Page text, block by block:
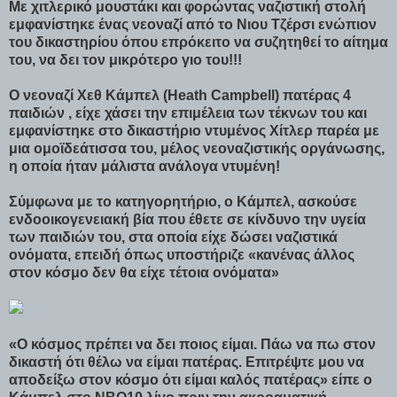
Με χιτλερικό μουστάκι και φορώντας ναζιστική στολή
εμφανίστηκε ένας νεοναζί από το Νιου Τζέρσι ενώπιον
του δικαστηρίου όπου επρόκειτο να συζητηθεί το αίτημα
του, να δει τον μικρότερο γιο του!!!
Ο νεοναζί Χεθ Κάμπελ (Heath Campbell) πατέρας 4
παιδιών , είχε χάσει την επιμέλεια των τέκνων του και
εμφανίστηκε στο δικαστήριο ντυμένος Χίτλερ παρέα με
μια ομοϊδεάτισσα του, μέλος νεοναζιστικής οργάνωσης,
η οποία ήταν μάλιστα ανάλογα ντυμένη!
Σύμφωνα με το κατηγορητήριο, ο Κάμπελ, ασκούσε
ενδοοικογενειακή βία που έθετε σε κίνδυνο την υγεία
των παιδιών του, στα οποία είχε δώσει ναζιστικά
ονόματα, επειδή όπως υποστήριζε «κανένας άλλος
στον κόσμο δεν θα είχε τέτοια ονόματα»
«Ο κόσμος πρέπει να δει ποιος είμαι. Πάω να πω στον
δικαστή ότι θέλω να είμαι πατέρας. Επιτρέψτε μου να
αποδείξω στον κόσμο ότι είμαι καλός πατέρας» είπε ο